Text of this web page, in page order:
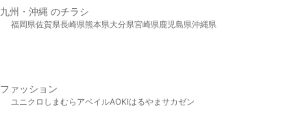
九州・沖縄 のチラシ
福岡県佐賀県長崎県熊本県大分県宮崎県鹿児島県沖縄県
ファッション
ユニクロ しまむら アベイルAOKIはるやま サカゼン